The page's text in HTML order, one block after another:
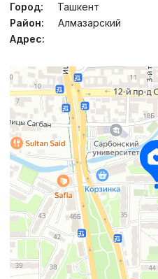
Город:
Ташкент
Район:
Алмазарский
Адрес: